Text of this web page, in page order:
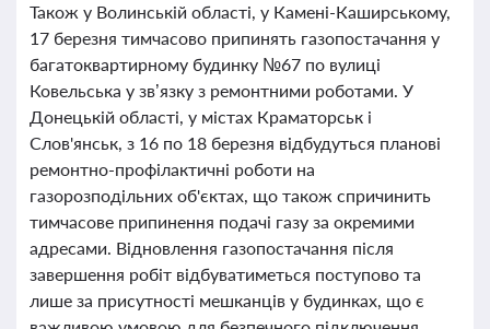
Також у Волинській області, у Камені-Каширському,
17 березня тимчасово припинять газопостачання у
багатоквартирному будинку №67 по вулиці
Ковельська у зв’язку з ремонтними роботами. У
Донецькій області, у містах Краматорськ і
Слов'янськ, з 16 по 18 березня відбудуться планові
ремонтно-профілактичні роботи на
газорозподільних об'єктах, що також спричинить
тимчасове припинення подачі газу за окремими
адресами. Відновлення газопостачання після
завершення робіт відбуватиметься поступово та
лише за присутності мешканців у будинках, що є